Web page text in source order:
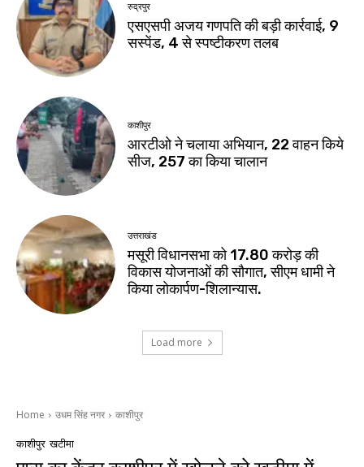
रुद्रपुर
एसएसपी अजय गणपति की बड़ी कार्रवाई, 9
सस्पेंड, 4 से स्पष्टीकरण तलब
काशीपुर
आरटीओ ने चलाया अभियान, 22 वाहन किये
सीज, 257 का किया चालान
उत्तराखंड
मसूरी विधानसभा को 17.80 करोड़ की
विकास योजनाओं की सौगात, सीएम धामी ने
किया लोकार्पण-शिलान्यास.
Load more